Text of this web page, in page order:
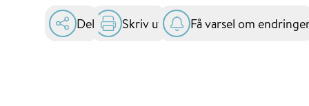
Del Skriv ut Få varsel om